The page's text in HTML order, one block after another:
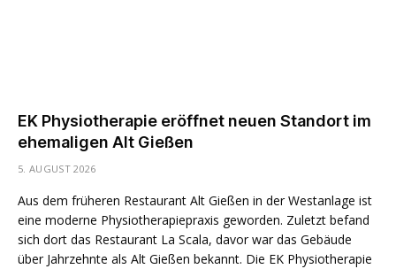
EK Physiotherapie eröffnet neuen Standort im
ehemaligen Alt Gießen
5. AUGUST 2026
Aus dem früheren Restaurant Alt Gießen in der Westanlage ist
eine moderne Physiotherapiepraxis geworden. Zuletzt befand
sich dort das Restaurant La Scala, davor war das Gebäude
über Jahrzehnte als Alt Gießen bekannt. Die EK Physiotherapie